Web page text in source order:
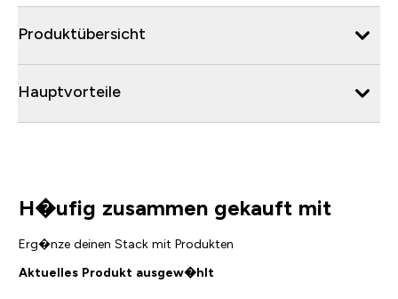
Produktübersicht
Hauptvorteile
H�ufig zusammen gekauft mit
Erg�nze deinen Stack mit Produkten
Aktuelles Produkt ausgew�hlt